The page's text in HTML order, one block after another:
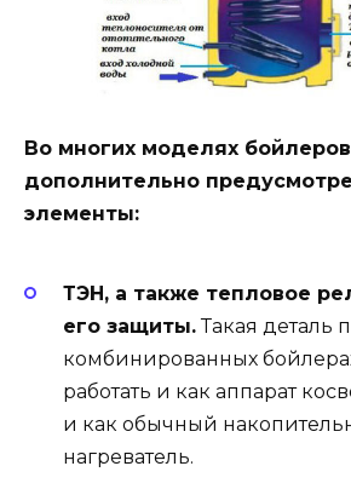
Во многих моделях
дополнительно
элементы:
ТЭН, а также тепловое
его защиты.Такая деталь
комбинированных
работать и как аппарат
и как обычный
нагреватель.